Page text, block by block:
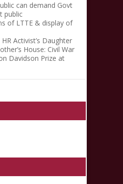
can demand Govt
public
of LTTE & display of
HR Activist’s Daughter
House: Civil War
Davidson Prize at